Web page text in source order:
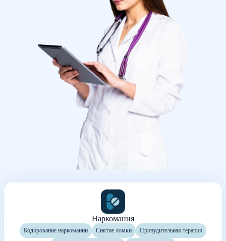
Наркомания
Кодирование наркомании Снятие ломки Принудительная терапия